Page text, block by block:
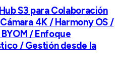
S3 para Colaboración
4K / Harmony OS /
/ Enfoque
/ Gestión desde la